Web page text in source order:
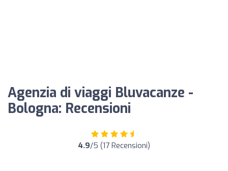
Agenzia di viaggi Bluvacanze -
Bologna: Recensioni
4.9/5 (17 Recensioni)